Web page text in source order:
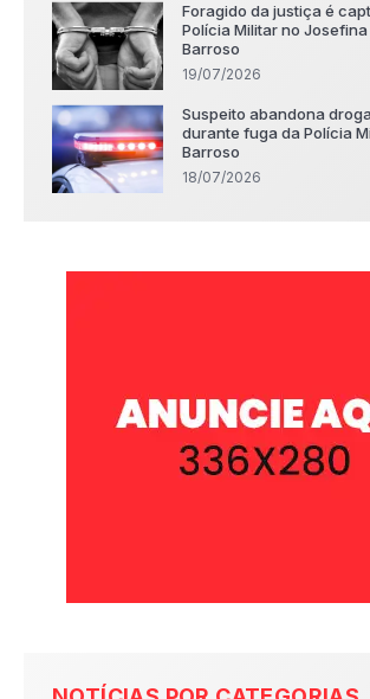
Foragido da justiça é
Polícia Militar no
Barroso
19/07/2026
Suspeito abandona
durante fuga da Polícia
Barroso
18/07/2026